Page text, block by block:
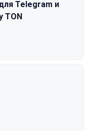
Telegram и
TON